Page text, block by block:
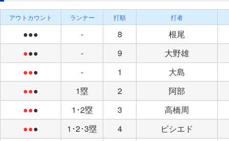
アウトカウント ランナー 打順 打者
●●● - 8
根尾
●●● - 9
大野雄
●●● - 1
大島
●●● 1塁 2
阿部
●●● 1･2塁 3
高橋周
●●● 1･2･3塁 4
ビシエド